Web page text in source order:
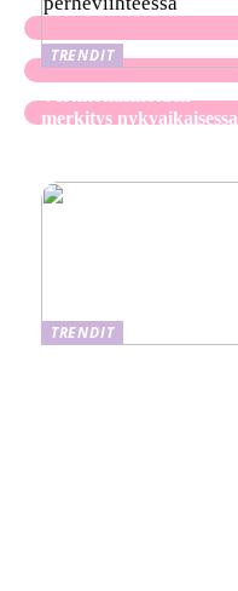
TRENDIT
merkitys nykyaikaisessa
TRENDIT